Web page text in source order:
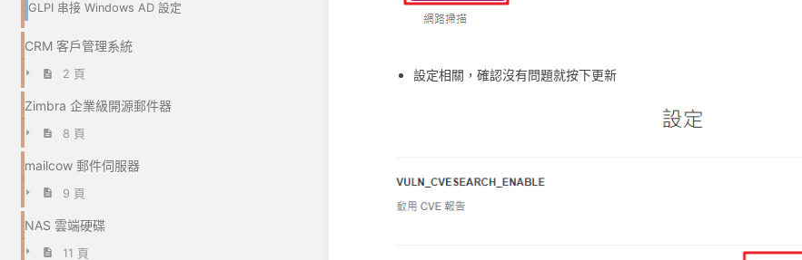
GLPI 串接 Windows AD 設定
CRM 客戶管理系統
2 頁
Zimbra 企業級開源郵件器
8 頁
mailcow 郵件伺服器
9 頁
NAS 雲端硬碟
11 頁
設定相關，確認沒有問題就按下更新